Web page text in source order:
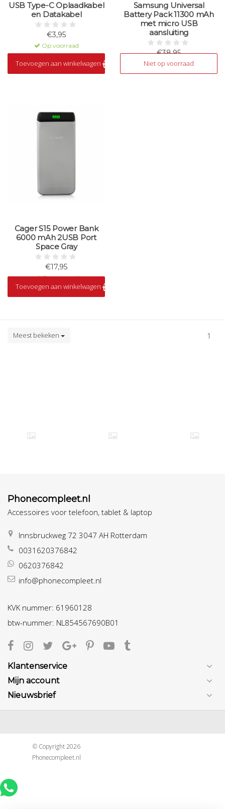
USB Type-C Oplaadkabel
en Datakabel
€3,95
Op voorraad
Toevoegen aan winkelwagen
Samsung Universal
Battery Pack 11300 mAh
met micro USB
aansluiting
€38,95
Niet op voorraad
Niet op voorraad
Cager S15 Power Bank
6000 mAh 2USB Port
Space Gray
€17,95
Op voorraad
Toevoegen aan winkelwagen
Meest bekeken 1
Phonecompleet.nl
Accessoires voor telefoon, tablet & laptop
Innsbruckweg 72 3047 AH Rotterdam
0031620376842
0620376842
info@phonecompleet.nl
KVK nummer: 61960128
btw-nummer: NL854567690B01
Klantenservice
Mijn account
Nieuwsbrief
© Copyright 2026
Phonecompleet.nl